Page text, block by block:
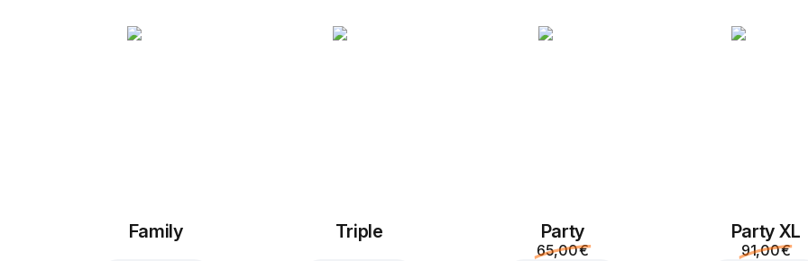
Dodaj v košaro za
Family Triple Party
65,00 €
Party XL
91,00 €